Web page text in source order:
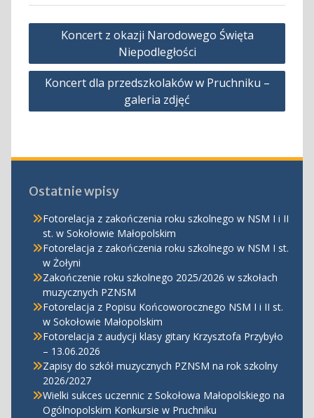
Nawigacja
Koncert z okazji Narodowego Święta
Niepodległości
Koncert dla przedszkolaków w Pruchniku –
galeria zdjęć
Ostatnie wpisy
Fotorelacja z zakończenia roku szkolnego w NSM I i II
st. w Sokołowie Małopolskim
Fotorelacja z zakończenia roku szkolnego w NSM I st.
w Żołyni
Zakończenie roku szkolnego 2025/2026 w szkołach
muzycznych PZNSM
Fotorelacja z Popisu Końcoworocznego NSM I i II st.
w Sokołowie Małopolskim
Fotorelacja z audycji klasy gitary Krzysztofa Przybyło
– 13.06.2026
Zapisy do szkół muzycznych PZNSM na rok szkolny
2026/2027
Wielki sukces uczennic z Sokołowa Małopolskiego na
Ogólnopolskim Konkursie w Pruchniku